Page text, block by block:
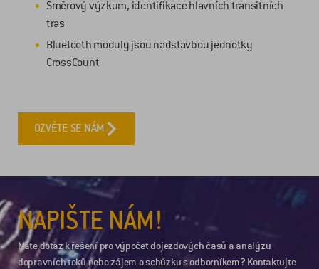
Směrový výzkum, identifikace hlavních transitních
tras
Bluetooth moduly jsou nadstavbou jednotky
CrossCount
OZVĚTE SE NÁM
NAPIŠTE NÁM!
Máte dotaz k řešení pro výpočet dojezdových časů a analýzu
dopravních toků nebo zájem o schůzku s odborníkem? Kontaktujte